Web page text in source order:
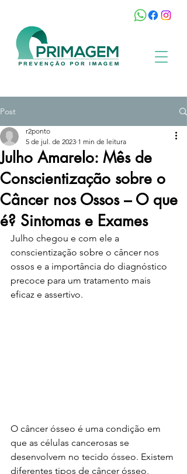
Post
Julho Amarelo: Mês de
Conscientização sobre o
Câncer nos Ossos – O que
é? Sintomas e Exames
r2ponto
5 de jul. de 2023 1 min de leitura
Julho chegou e com ele a
conscientização sobre o câncer nos
ossos e a importância do diagnóstico
precoce para um tratamento mais
eficaz e assertivo.
O câncer ósseo é uma condição em
que as células cancerosas se
desenvolvem no tecido ósseo. Existem
diferentes tipos de câncer ósseo,